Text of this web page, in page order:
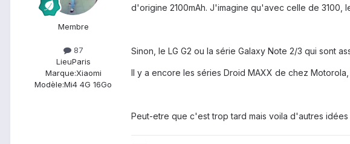
Membre
87
LieuParis
Marque:Xiaomi
Modèle:Mi4 4G 16Go
d'origine 2100mAh. J'imagine qu'avec celle de 3100,
Sinon, le LG G2 ou la série Galaxy Note 2/3 qui sont
Il y a encore les séries Droid MAXX de chez
Peut-etre que c'est trop tard mais voila d'autres idées